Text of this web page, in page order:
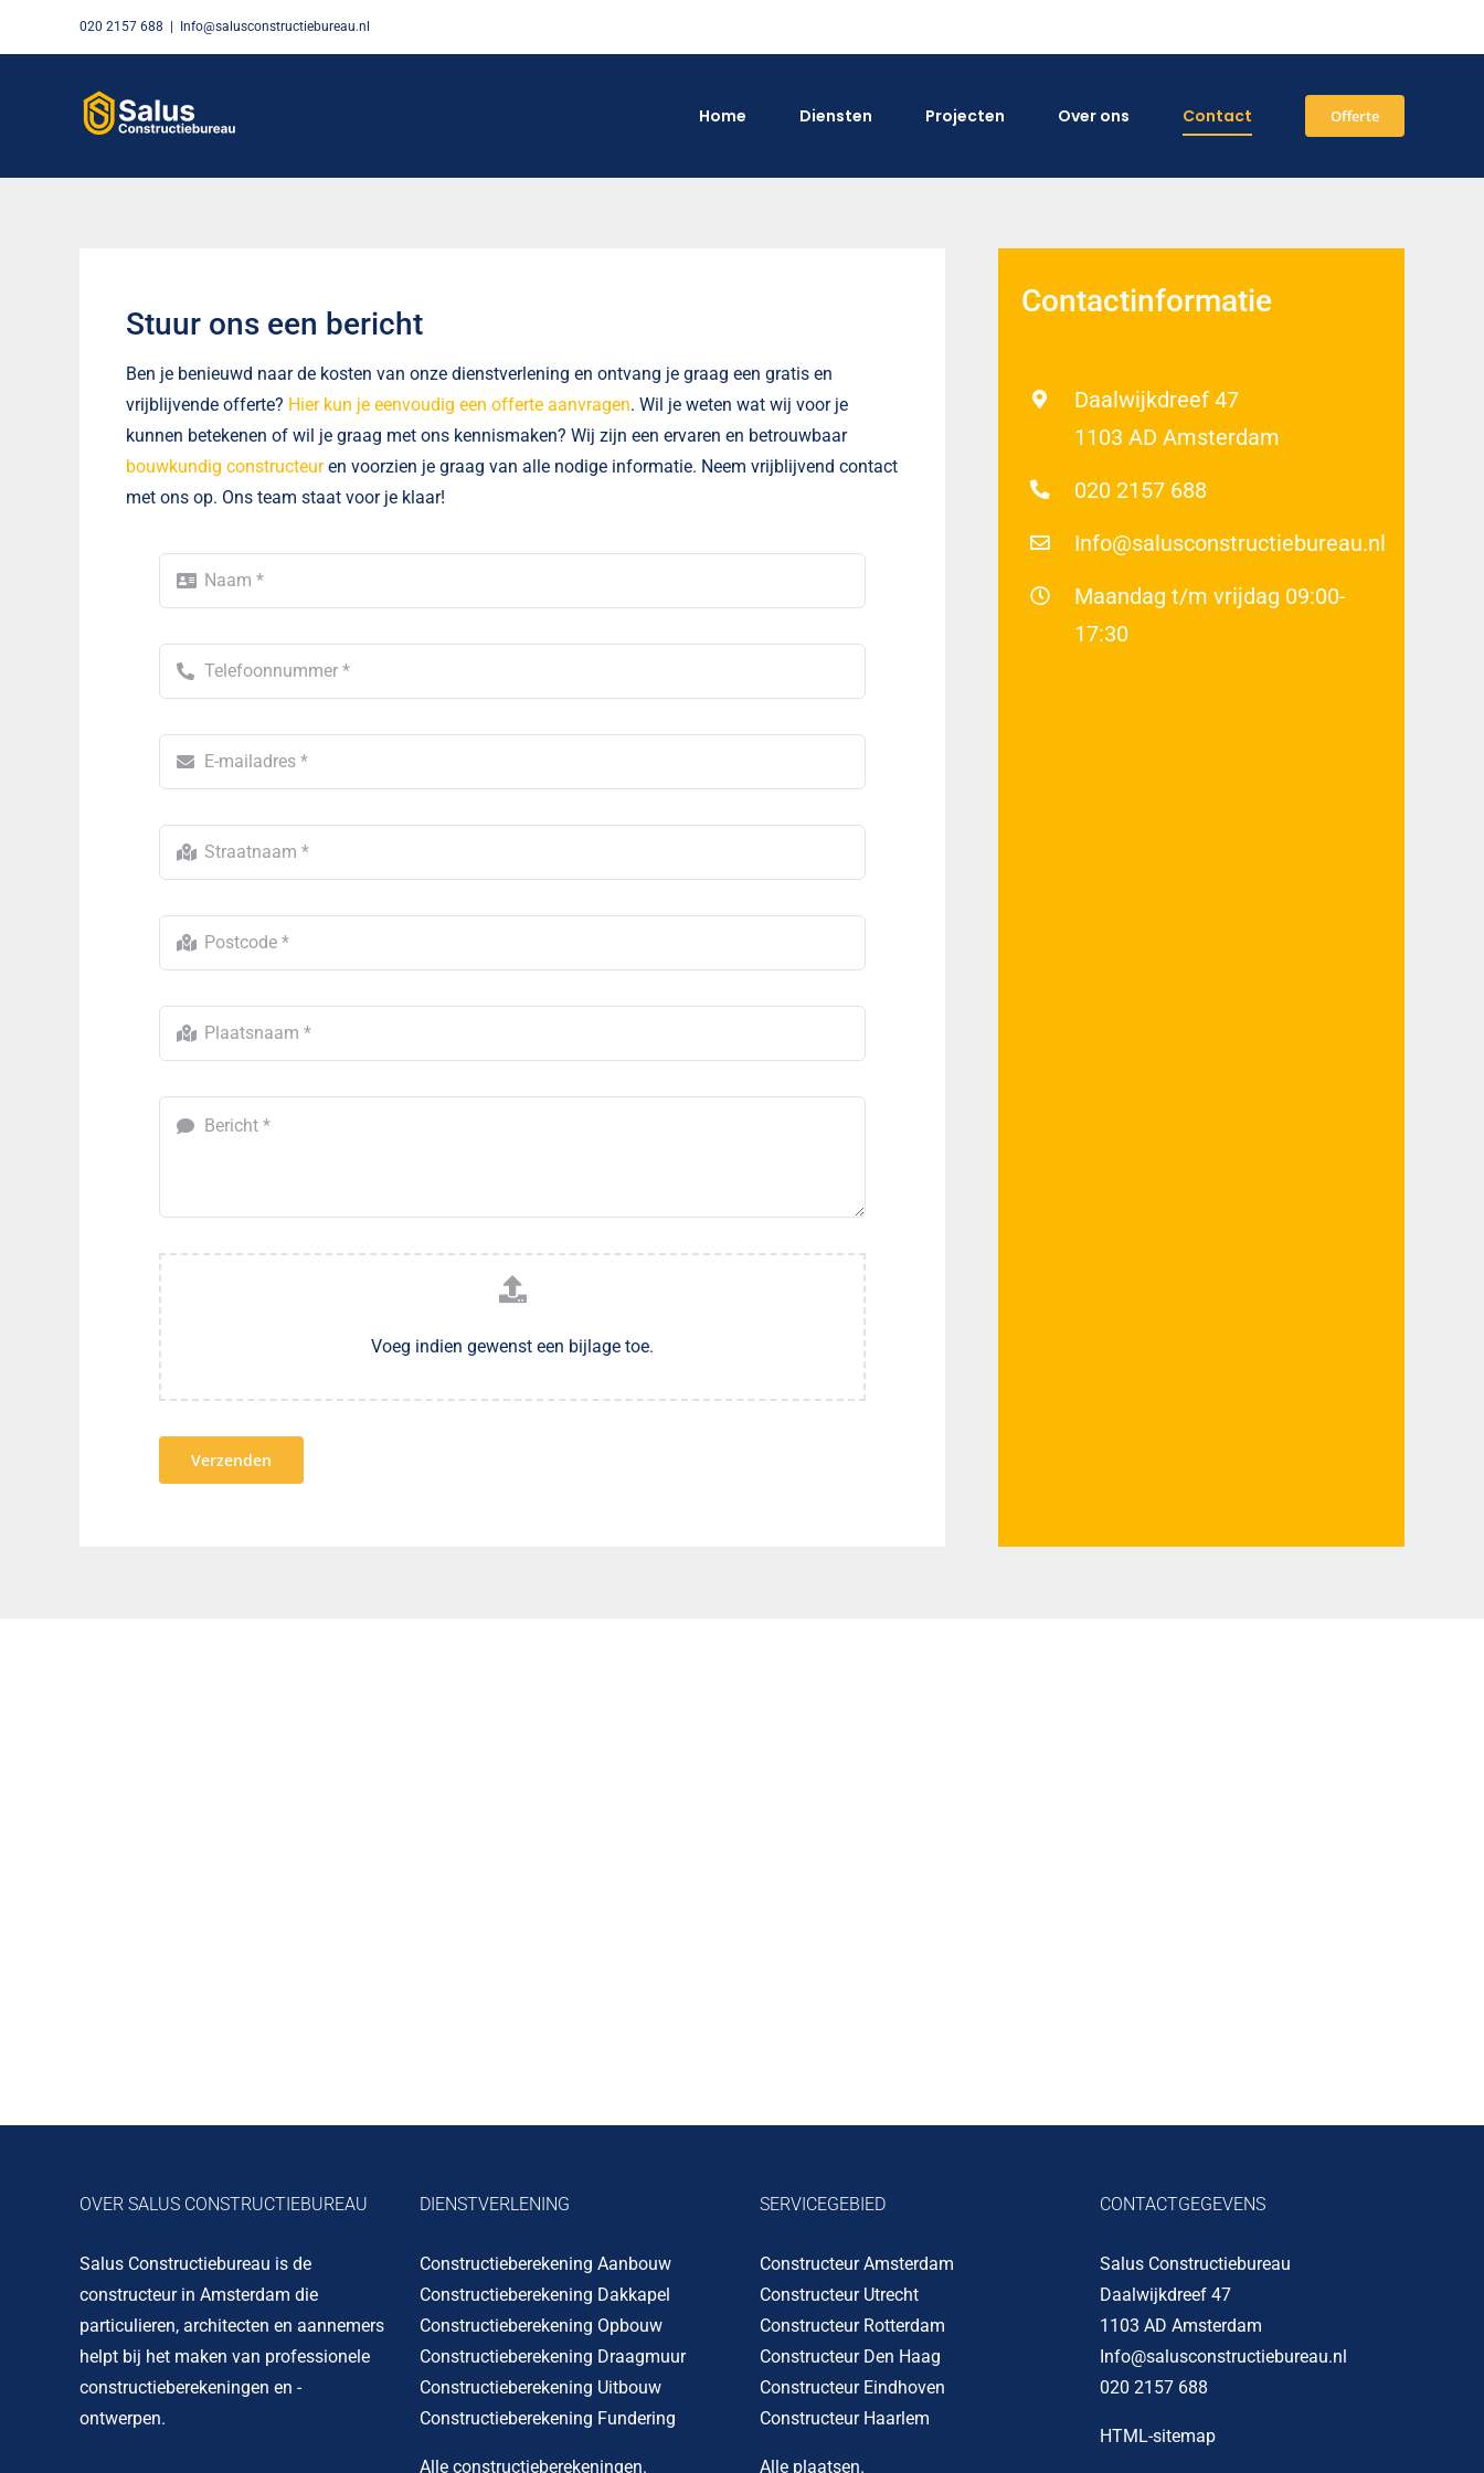
020 2157 688 Info@salusconstructiebureau.nl
Home Diensten Projecten Over ons Contact Offerte
Stuur ons een bericht
Ben je benieuwd naar de kosten van onze dienstverlening en ontvang je graag een gratis en
vrijblijvende offerte? Hier kun je eenvoudig een offerte aanvragen. Wil je weten wat wij voor je
kunnen betekenen of wil je graag met ons kennismaken? Wij zijn een ervaren en betrouwbaar
bouwkundig constructeuren voorzien je graag van alle nodige informatie. Neem vrijblijvend contact
met ons op. Ons team staat voor je klaar!
Voeg indien gewenst een bijlage toe.
Verzenden
Contactinformatie
Daalwijkdreef 47
1103 AD Amsterdam
020 2157 688
Info@salusconstructiebureau.nl
Maandag t/m vrijdag 09:00-
17:30
OVER SALUS CONSTRUCTIEBUREAU
Salus Constructiebureau is de
constructeur in Amsterdam die
particulieren, architecten en aannemers
helpt bij het maken van professionele
constructieberekeningen en -
ontwerpen.
DIENSTVERLENING
Constructieberekening Aanbouw
Constructieberekening Dakkapel
Constructieberekening Opbouw
Constructieberekening Draagmuur
Constructieberekening Uitbouw
Constructieberekening Fundering
Alle constructieberekeningen.
SERVICEGEBIED
Constructeur Amsterdam
Constructeur Utrecht
Constructeur Rotterdam
Constructeur Den Haag
Constructeur Eindhoven
Constructeur Haarlem
Alle plaatsen.
CONTACTGEGEVENS
Salus Constructiebureau
Daalwijkdreef 47
1103 AD Amsterdam
Info@salusconstructiebureau.nl
020 2157 688
HTML-sitemap